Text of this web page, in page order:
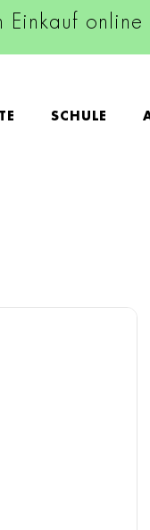
Einkauf
SCHULE